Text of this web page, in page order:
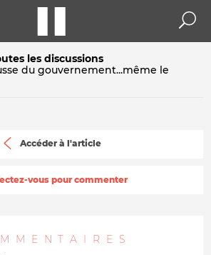
les discussions
du gouvernement...même le
Accéder à l'article
vous pour commenter